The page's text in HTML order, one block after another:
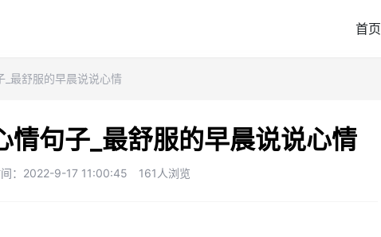
首页
最舒服的早晨说说心情
情句子_最舒服的早晨说说心情
间：2022-9-17 11:00:45 161人浏览